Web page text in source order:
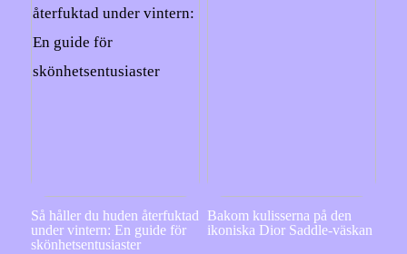
Så håller du huden återfuktad
under vintern: En guide för
skönhetsentusiaster
Bakom kulisserna på den
ikoniska Dior Saddle-väskan